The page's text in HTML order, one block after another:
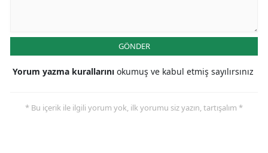
GÖNDER
Yorum yazma kurallarını okumuş ve kabul etmiş sayılırsınız
* Bu içerik ile ilgili yorum yok, ilk yorumu siz yazın, tartışalım *